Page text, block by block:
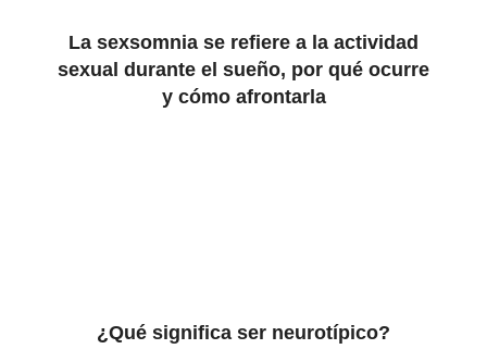
La sexsomnia se refiere a la actividad
sexual durante el sueño, por qué ocurre
y cómo afrontarla
¿Qué significa ser neurotípico?